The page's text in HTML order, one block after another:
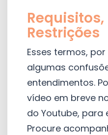
Restrições
Esses termos,
algumas
entendimentos.
vídeo em breve
do Youtube, para
Procure